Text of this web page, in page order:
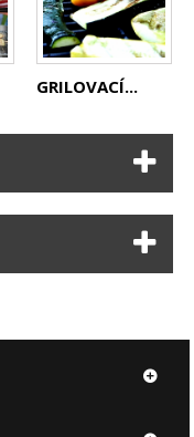
GRILOVACÍ...